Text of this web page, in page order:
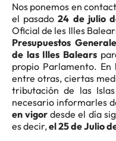
Nos ponemos en
el pasado24 de julio
Oficial de les Illes
Presupuestos
de las Illes Balears
propio Parlamento. En
entre otras, ciertas
tributación de las
necesario informarles
en vigordesde el día
es decir,el 25 de Julio